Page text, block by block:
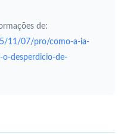
de:
11/07/pro/como-a-ia-
o-desperdicio-de-